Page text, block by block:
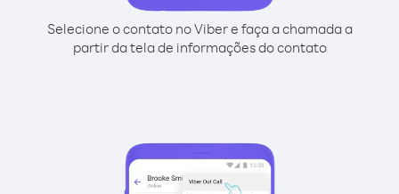
Selecione o contato no Viber e faça a chamada a
partir da tela de informações do contato